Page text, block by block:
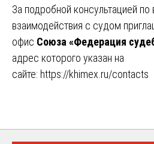
За подробной консультацией
взаимодействия с судом
офис Союза «Федерация
адрес которого указан на
сайте: https://khimex.ru/contacts